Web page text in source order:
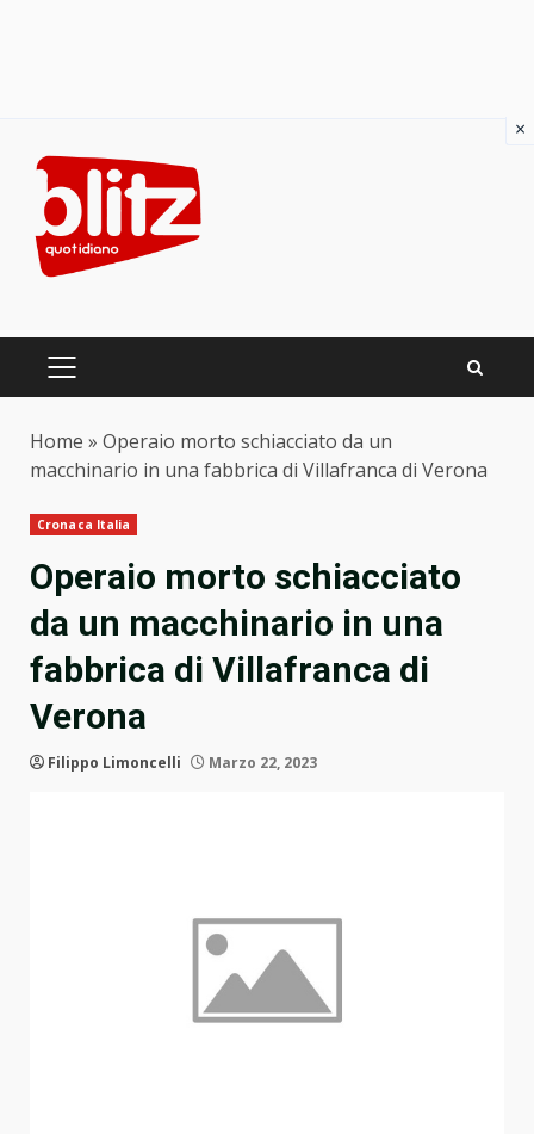
content
PRIMARY
Home » Operaio morto schiacciato da un
macchinario in una fabbrica di Villafranca di Verona
Cronaca Italia
Operaio morto schiacciato
da un macchinario in una
fabbrica di Villafranca di
Verona
Filippo Limoncelli Marzo 22, 2023
×